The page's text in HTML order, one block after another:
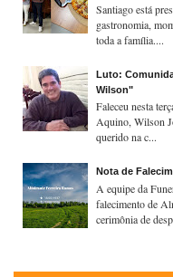
Santiago está
gastronomia,
toda a família....
Luto:
Wilson"
Faleceu nesta
Aquino, Wilson
querido na c...
Nota de
A equipe da
falecimento de
cerimônia de